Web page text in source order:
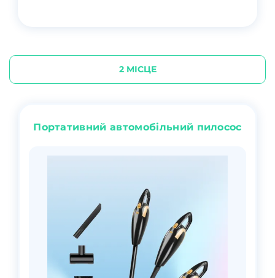
2 МІСЦЕ
Портативний автомобільний пилосос